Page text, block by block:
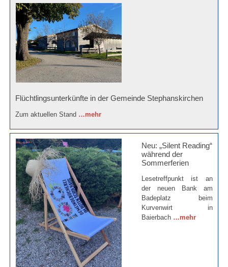
Flüchtlingsunterkünfte in der Gemeinde Stephanskirchen
Zum aktuellen Stand …mehr
Neu: „Silent Reading“
während der
Sommerferien
Lesetreffpunkt ist an
der neuen Bank am
Badeplatz beim
Kurvenwirt in
Baierbach …mehr